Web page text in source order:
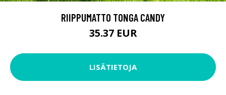
RIIPPUMATTO TONGA CANDY
35.37 EUR
LISÄTIETOJA